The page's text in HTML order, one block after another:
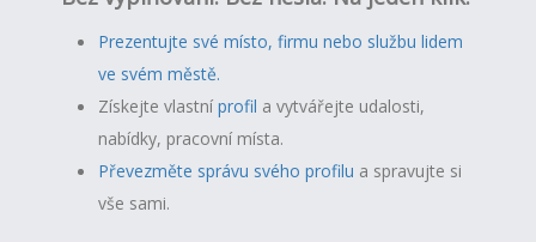
Prezentujte své místo, firmu nebo službu lidem
ve svém městě.
Získejte vlastníprofil a vytvářejte udalosti,
nabídky, pracovní místa.
Převezměte správu svého profilu a spravujte si
vše sami.